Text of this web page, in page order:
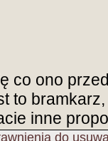
co ono
to
inne
do